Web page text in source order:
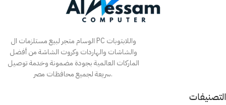
الوسام متجر لبيع مستلزمات ال PC واللابتوبات
والشاشات والهاردات وكروت الشاشة من أفضل
الماركات العالمية بجودة مضمونة وخدمة توصيل
سريعة لجميع محافظات مصر.
التصنيفات